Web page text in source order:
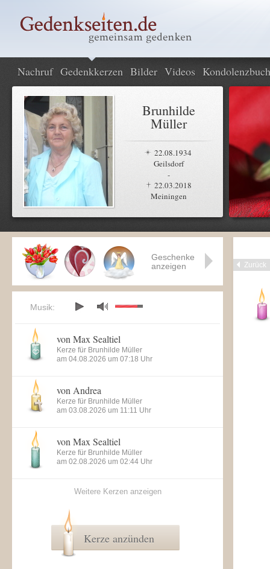
Nachruf Gedenkkerzen Bilder Videos Kondolenzbuch
Brunhilde
Müller
22.08.1934
Geilsdorf
-
22.03.2018
Meiningen
Zurück
Geschenke
anzeigen
Musik:
von Max Sealtiel
Kerze für Brunhilde Müller
am 04.08.2026 um 07:18 Uhr
von Andrea
Kerze für Brunhilde Müller
am 03.08.2026 um 11:11 Uhr
von Max Sealtiel
Kerze für Brunhilde Müller
am 02.08.2026 um 02:44 Uhr
Weitere Kerzen anzeigen
Kerze anzünden